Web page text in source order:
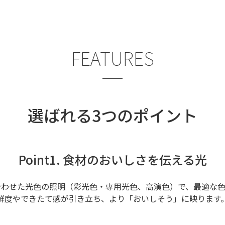
FEATURES
選ばれる3つのポイント
Point1. 食材のおいしさを伝える光
せた光色の照明（彩光色・専用光色、高演色）で、 最適な
度やできたて感が引き立ち、より「おいしそう」に映ります